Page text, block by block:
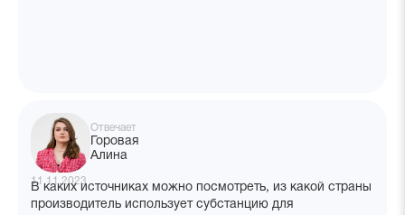
Отвечает
Горовая
Алина
11.11.2023
В каких источниках можно посмотреть, из какой страны
производитель использует субстанцию для